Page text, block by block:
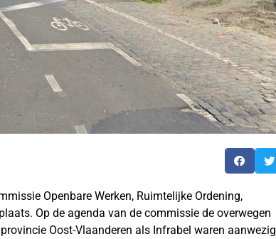
Openbare Werken, Ruimtelijke Ordening,
Op de agenda van de commissie de overwegen
Oost-Vlaanderen als Infrabel waren aanwezig